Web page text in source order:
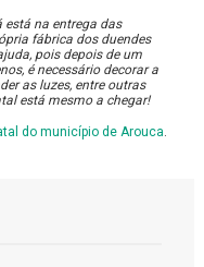
está na entrega das
fábrica dos duendes
pois depois de um
é necessário decorar a
as luzes, entre outras
está mesmo a chegar!
do município de Arouca